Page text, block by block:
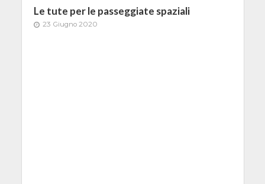
Le tute per le passeggiate spaziali
23 Giugno 2020